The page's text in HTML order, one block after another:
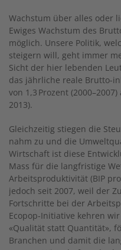
Wachstum über alles oder
Ewiges Wachstum des
möglich. Unsere Politik,
steigern will, geht immer
Sicht der hier lebenden
das jährliche reale Brutto-
von 1,3 Prozent
2013).
Gleichzeitig stiegen die
nahm zu und die
Wirtschaft ist diese
Mass für die langfristige
Arbeitsproduktivität (BIP
jedoch seit 2007, weil der
Fortschritte bei der
Ecopop-Initiative kehren
«Qualität statt Quantität»,
Branchen und damit die